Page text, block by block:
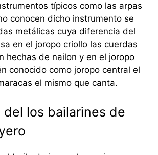
típicos como las arpas
conocen dicho instrumento se
metálicas cuya diferencia del
en el joropo criollo las cuerdas
hechas de nailon y en el joropo
conocido como joropo central el
el mismo que canta.
los bailarines de